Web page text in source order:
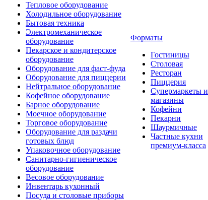
Тепловое оборудование
Холодильное оборудование
Бытовая техника
Электромеханическое
оборудование
Пекарское и кондитерское
оборудование
Оборудование для фаст-фуда
Оборудование для пиццерии
Нейтральное оборудование
Кофейное оборудование
Барное оборудование
Моечное оборудование
Торговое оборудование
Оборудование для раздачи
готовых блюд
Упаковочное оборудование
Санитарно-гигиеническое
оборудование
Весовое оборудование
Инвентарь кухонный
Посуда и столовые приборы
Форматы
Гостиницы
Столовая
Ресторан
Пиццерия
Супермаркеты и
магазины
Кофейни
Пекарни
Шаурмичные
Частные кухни
премиум-класса